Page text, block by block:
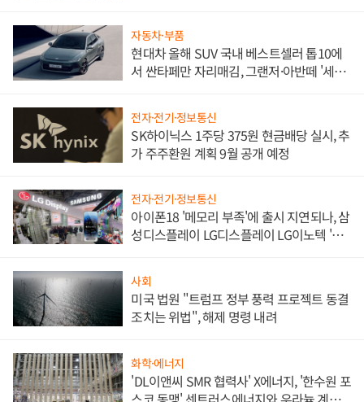
자동차·부품
현대차 올해 SUV 국내 베스트셀러 톱10에
서 싼타페만 자리매김, 그랜저·아반떼 '세단
전자·전기·정보통신
SK하이닉스 1주당 375원 현금배당 실시, 추
가 주주환원 계획 9월 공개 예정
전자·전기·정보통신
아이폰18 '메모리 부족'에 출시 지연되나, 삼
성디스플레이 LG디스플레이 LG이노텍 '탈
사회
미국 법원 "트럼프 정부 풍력 프로젝트 동결
조치는 위법", 해제 명령 내려
화학·에너지
'DL이앤씨 SMR 협력사' X에너지, '한수원 포